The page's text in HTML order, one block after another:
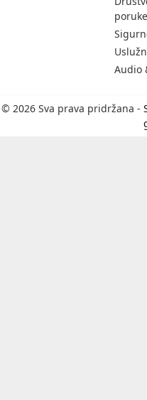
poruke
Audio
© 2026 Sva prava pridržana -